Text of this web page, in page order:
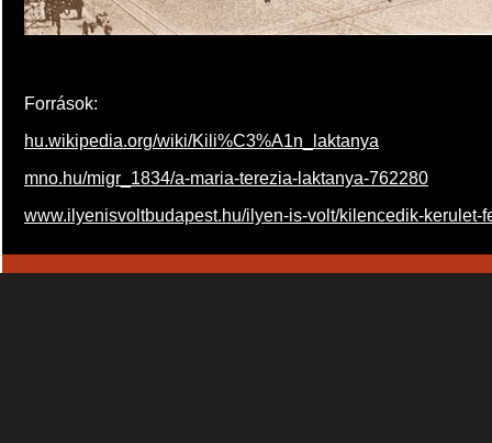
Források:
hu.wikipedia.org/wiki/Kili%C3%A1n_laktanya
mno.hu/migr_1834/a-maria-terezia-laktanya-762280
www.ilyenisvoltbudapest.hu/ilyen-is-volt/kilencedik-kerulet-